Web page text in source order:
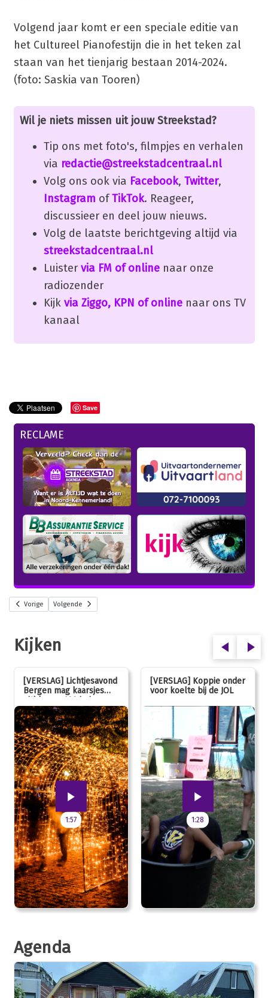
Volgend jaar komt er een speciale editie van
het Cultureel Pianofestijn die in het teken zal
staan van het tienjarig bestaan 2014-2024.
(foto: Saskia van Tooren)
Wil je niets missen uit jouw Streekstad?
Tip ons met foto's, filmpjes en verhalen
via redactie@streekstadcentraal.nl
Volg ons ook via Facebook, Twitter,
Instagram ofTikTok. Reageer,
discussieer en deel jouw nieuws.
Volg de laatste berichtgeving altijd via
streekstadcentraal.nl
Luister via FM of onlinenaar onze
radiozender
Kijk via Ziggo, KPN of onlinenaar ons TV
kanaal
Save
RECLAME
Vorige Volgende
Kijken
[VERSLAG] Lichtjesavond
Bergen mag kaarsjes
uitblazen: 100 jarig
jubileum!
1:57
[VERSLAG] Koppie onder
voor koelte bij de JOL
1:28
Agenda